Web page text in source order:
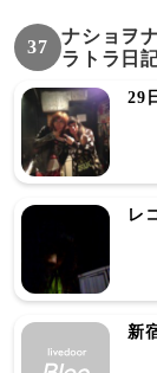
37
ナショヲ
ラトラ日
29
レ
新